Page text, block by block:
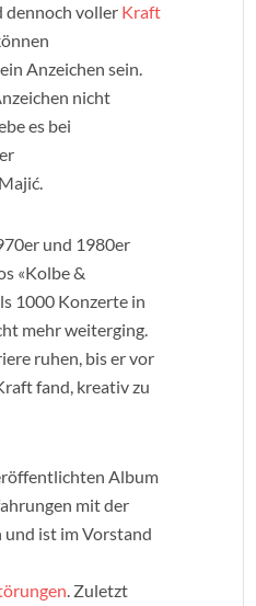
dennoch voller Kraft
Anzeichen sein.
nicht
es bei
und 1980er
«Kolbe &
1000 Konzerte in
mehr weiterging.
ruhen, bis er vor
fand, kreativ zu
Album
mit der
ist im Vorstand
. Zuletzt